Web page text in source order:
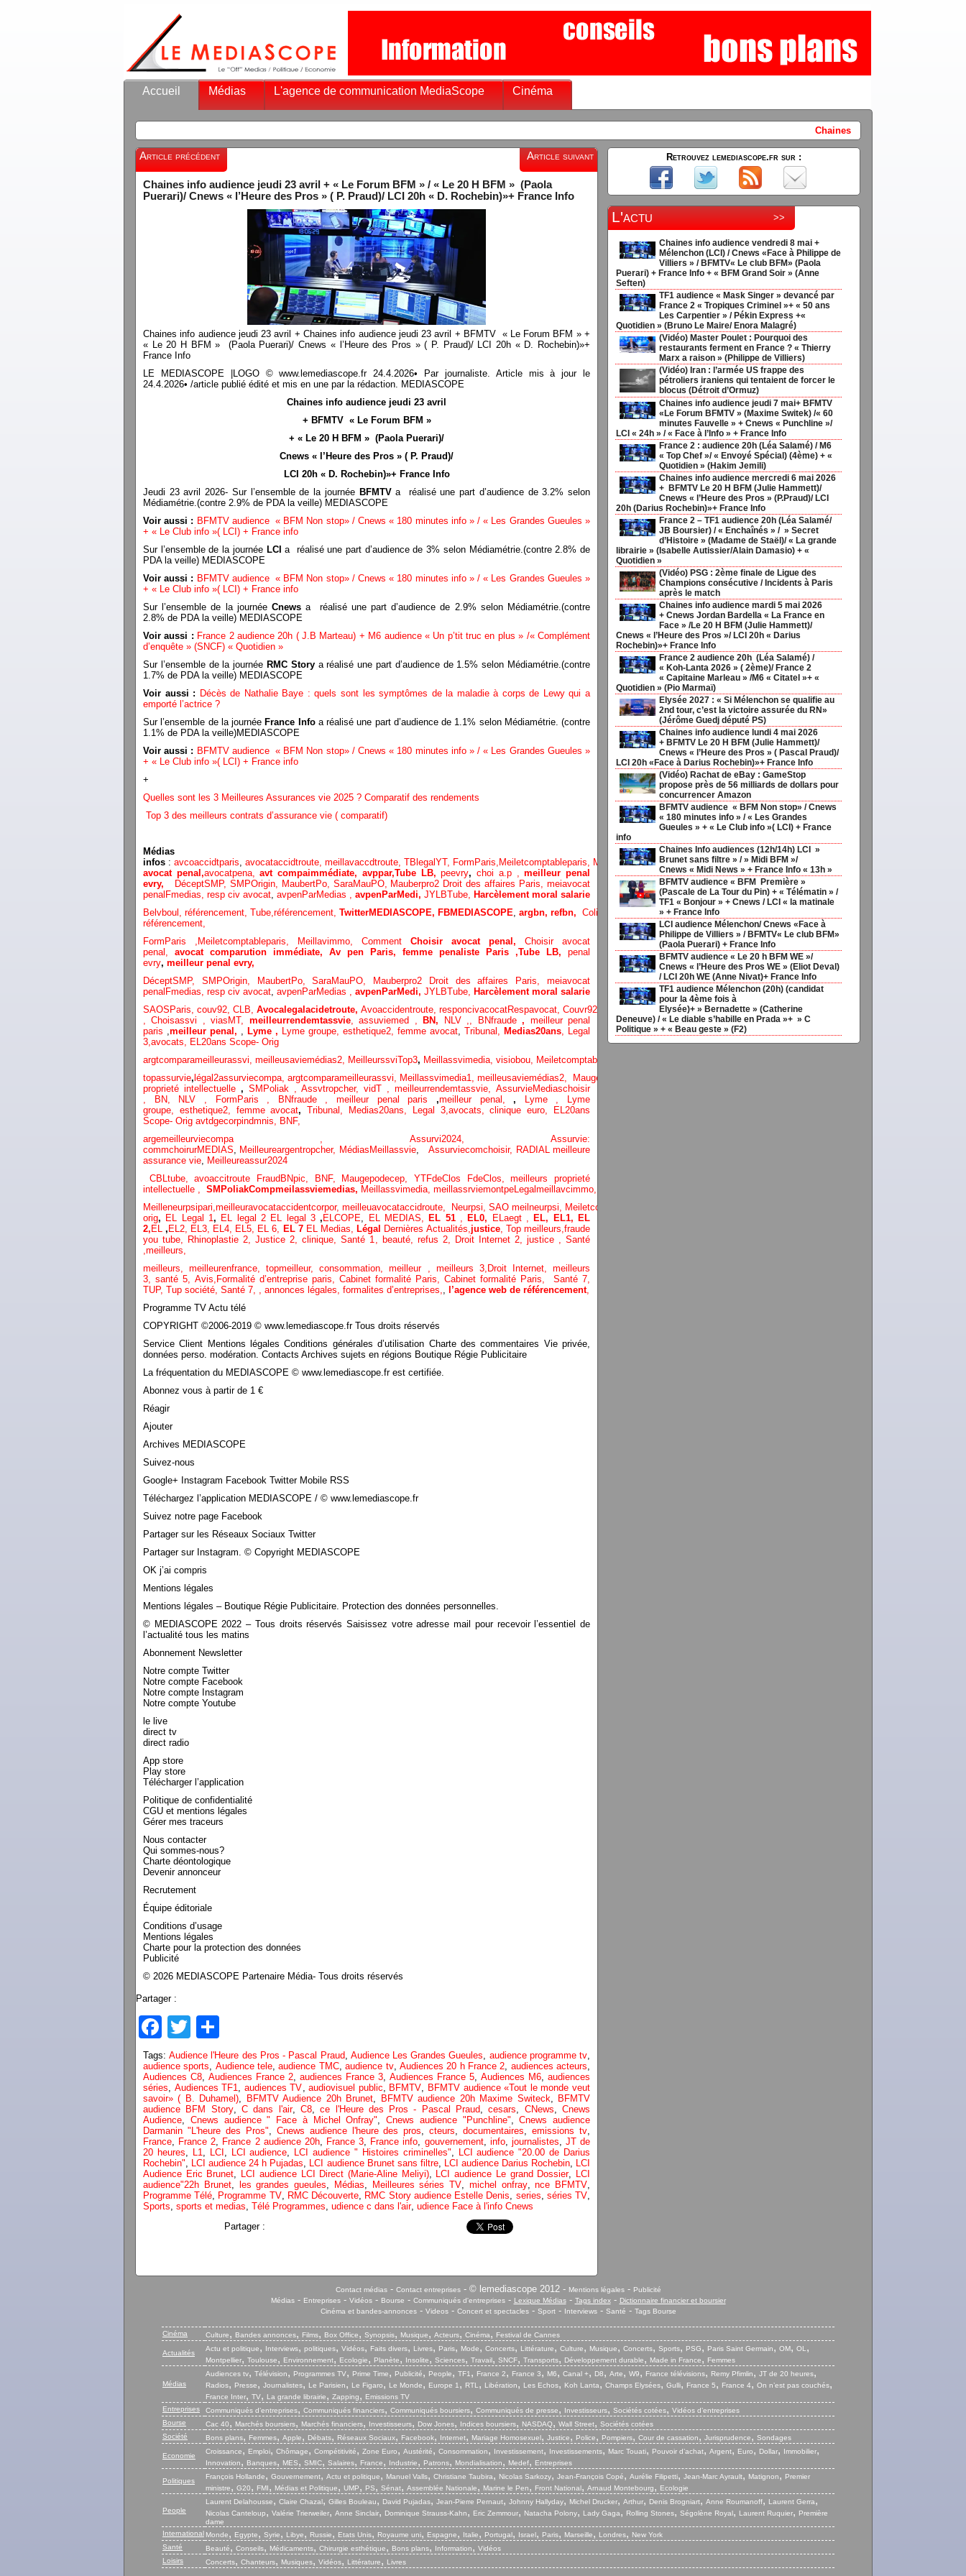
Accueil Médias L'agence de communication MediaScope Cinéma
Chaines info audience vendredi 8 mai + Mélenchon (LCI)
Article précédent Article suivant
Chaines info audience jeudi 23 avril + « Le Forum BFM » / « Le 20 H BFM » (Paola
Puerari)/ Cnews « l’Heure des Pros » ( P. Praud)/ LCI 20h « D. Rochebin)»+ France Info
Chaines info audience jeudi 23 avril + Chaines info audience jeudi 23 avril + BFMTV « Le Forum BFM » +
« Le 20 H BFM » (Paola Puerari)/ Cnews « l’Heure des Pros » ( P. Praud)/ LCI 20h « D. Rochebin)»+
France Info
LE MEDIASCOPE |LOGO © www.lemediascope.fr 24.4.2026• Par journaliste. Article mis à jour le
24.4.2026• /article publié édité et mis en une par la rédaction. MEDIASCOPE
Chaines info audience jeudi 23 avril
+ BFMTV « Le Forum BFM »
+ « Le 20 H BFM » (Paola Puerari)/
Cnews « l’Heure des Pros » ( P. Praud)/
LCI 20h « D. Rochebin)»+ France Info
Jeudi 23 avril 2026- Sur l’ensemble de la journée BFMTVa réalisé une part d’audience de 3.2% selon
Médiamétrie.(contre 2.9% de PDA la veille) MEDIASCOPE
Voir aussi : BFMTV audience « BFM Non stop» / Cnews « 180 minutes info » / « Les Grandes Gueules »
+ « Le Club info »( LCI) + France info
Sur l’ensemble de la journée LCI a réalisé une part d’audience de 3% selon Médiamétrie.(contre 2.8% de
PDA la veille) MEDIASCOPE
Voir aussi : BFMTV audience « BFM Non stop» / Cnews « 180 minutes info » / « Les Grandes Gueules »
+ « Le Club info »( LCI) + France info
Sur l’ensemble de la journée Cnewsa réalisé une part d’audience de 2.9% selon Médiamétrie.(contre
2.8% de PDA la veille) MEDIASCOPE
Voir aussi : France 2 audience 20h ( J.B Marteau) + M6 audience « Un p’tit truc en plus » /« Complément
d’enquête » (SNCF) « Quotidien »
Sur l’ensemble de la journée RMC Story a réalisé une part d’audience de 1.5% selon Médiamétrie.(contre
1.7% de PDA la veille) MEDIASCOPE
Voir aussi : Décès de Nathalie Baye : quels sont les symptômes de la maladie à corps de Lewy qui a
emporté l’actrice ?
Sur l’ensemble de la journée France Infoa réalisé une part d’audience de 1.1% selon Médiamétrie. (contre
1.1% de PDA la veille)MEDIASCOPE
Voir aussi : BFMTV audience « BFM Non stop» / Cnews « 180 minutes info » / « Les Grandes Gueules »
+ « Le Club info »( LCI) + France info
+
Quelles sont les 3 Meilleures Assurances vie 2025 ? Comparatif des rendements
Top 3 des meilleurs contrats d’assurance vie ( comparatif)
Médias
infos : avcoaccidtparis avocataccidtroute, meillavaccdtroute, TBlegalYT, FormParis, Meiletcomptableparis Meillavimmo, Choisir
avocat penal,avocatpena,avt compaimmédiate, avppar,Tube LB,peevry,choi a.p ,meilleur penal
evry,
DéceptSMP, SMPOrigin, MaubertPo, SaraMauPO, Mauberpro2 Droit des affaires Paris,meiavocat
penalFmedias, resp civ avocat avpenParMedias , avpenParMedi, JYLBTube,
Harcèlement moral salarie
Belvboul, référencement, Tube,référencement, TwitterMEDIASCOPE, FBMEDIASCOPE argbn, refbn, ColiCIvi, Remypics ,Medias20ans,
référencement,
FormParis ,
Meiletcomptableparis Meillavimmo, Comment Choisir avocat penal, Choisir avocat
penal, avocat comparution immédiate, Av pen Paris, femme penaliste Paris ,Tube LB, penal
evry, meilleur penal evry,
DéceptSMP, SMPOrigin, MaubertPo,SaraMauPO, Mauberpro2 Droit des affaires Paris,meiavocat
penalFmedias, resp civ avocat avpenParMedias , avpenParMedi, JYLBTube,
Harcèlement moral salarie
SAOSParis, couv92, CLB, Avocalegalacidetroute, Avoaccidentroute, responcivacocatRespavocat, Couvr92,
Meilleurcouv92
,Choisassvi ,viasMT, meilleurrendemtassvie,assuviemed , BN, NLV , BNfraude, meilleur penal
paris
meilleur penal, Lyme , Lyme groupe, esthetique2, femme avocat Tribunal, Medias20ans
Legal
3 avocats,
EL20ans Scope- Orig
argtcomparameilleurassvi, meilleusaviemédias2, MeilleurssviTop3, Meillassvimedia, visiobou Meiletcomptableparis
topassurvie, légal2assurviecompa, argtcomparameilleurassvi, Meillassvimedia1, meilleusaviemédias2, Maugepodecep,
proprieté intellectuelle , SMPoliak ,Assvtropcher,vidT ,meilleurrendemtassvie,AssurvieMediaschoisir
BN, NLV , FormParis , BNfraude , meilleur penal paris ,meilleur penal,, Lyme ,
Lyme
groupe, esthetique2, femme avocat,Tribunal, Medias20ans, Legal 3, avocats, cliniqueeuro,
EL20ans
Scope- Orig avtdgecorpindmnis,
BNF,
argemeilleurviecompa , Assurvi2024,Assurvie:
commchoirurMEDIAS
Meilleureargentropcher, Médias Meillassvie,Assurviecomchoisir, RADIAL meilleure
assurance vie
Meilleureassur2024
CBLtube,avoaccitroute FraudBNpic, BNF, Maugepodecep,YTFdeClos FdeClos,meilleurs proprieté
intellectuelle
SMPoliakCompmeilassviemedias, Meillassvimedia, meillassrviemontpe Legalmeillavcimmo,
Meilleneurpsipari, meilleuravocataccidentcorpor, meilleuavocataccidroute, Neurpsi, SAO meilneurpsi, Meiletcomptableparis,
orig, EL Legal 1, EL legal 2 EL legal 3 , ELCOPE EL MEDIAS, EL 51, EL0, ELaegt , EL, EL1, EL
2, EL , EL2, EL3, EL4, EL5, EL 6, EL 7 EL Medias, Légal Dernières Actualités, justice, Top meilleurs ,fraude
you tube
Rhinoplastie 2 ,Justice 2 ,clinique ,Santé 1 , beauté, refus 2, Droit Internet 2, justice, Santé
meilleurs
meilleurs ,meilleurenfrance,topmeilleur,consommation , meilleur , meilleurs 3, Droit Internet,meilleurs
3,
santé 5, Avis Formalité d’entreprise paris, Cabinet formalité Paris, Cabinet formalité Paris,
Santé 7,
TUP, Tup société, Santé 7 annonces légales, formalites d’entreprises, l’agence web de référencement,
Programme TV Actu télé
COPYRIGHT ©2006-2019 © www.lemediascope.fr Tous droits réservés
Service Client Mentions légales Conditions générales d’utilisation Charte des commentaires Vie privée,
données perso. modération. Contacts Archives sujets en régions Boutique Régie Publicitaire
La fréquentation du MEDIASCOPE © www.lemediascope.fr est certifiée.
Abonnez vous à partir de 1 €
Réagir
Ajouter
Archives MEDIASCOPE
Suivez-nous
Google+ Instagram Facebook Twitter Mobile RSS
Téléchargez l’application MEDIASCOPE / © www.lemediascope.fr
Suivez notre page Facebook
Partager sur les Réseaux Sociaux Twitter
Partager sur Instagram. © Copyright MEDIASCOPE
OK j’ai compris
Mentions légales
Mentions légales – Boutique Régie Publicitaire. Protection des données personnelles.
© MEDIASCOPE 2022 – Tous droits réservés Saisissez votre adresse mail pour recevoir l’essentiel de
l’actualité tous les matins
Abonnement Newsletter
Notre compte Twitter
Notre compte Facebook
Notre compte Instagram
Notre compte Youtube
le live
direct tv
direct radio
App store
Play store
Télécharger l’application
Politique de confidentialité
CGU et mentions légales
Gérer mes traceurs
Nous contacter
Qui sommes-nous?
Charte déontologique
Devenir annonceur
Recrutement
Équipe éditoriale
Conditions d’usage
Mentions légales
Charte pour la protection des données
Publicité
© 2026 MEDIASCOPE Partenaire Média- Tous droits réservés
Partager :
Facebook
Twitter
Tags:Audience l'Heure des Pros - Pascal Praud Audience Les Grandes Gueules audience programme tv
audience sports
Audience tele ,audience TMC,audience tv, Audiences 20 h France 2 audiences acteurs
Audiences C8 Audiences France 2 audiences France 3 Audiences France 5 Audiences M6 audiences
séries
Audiences TF1 audiences TV ,audiovisuel public BFMTV
BFMTV audience «Tout le monde veut
savoir» ( B. Duhamel)
BFMTV Audience 20h Brunet BFMTV audience 20h Maxime Switeck
BFMTV
audience BFM Story, C dans l'air, C8,ce l'Heure des Pros - Pascal Praud ,cesars CNews
Cnews
Audience
Cnews audience " Face à Michel Onfray" Cnews audience "Punchline" ,Cnews audience
Darmanin "L'heure des Pros"
Cnews audience l'heure des pros ,cteurs ,documentaires ,emissions tv
France
France 2 France 2 audience 20h, France 3 France info gouvernement, info, journalistes
JT de
20 heures
L1 LCI LCI audience LCI audience " Histoires criminelles"
LCI audience "20.00 de Darius
Rochebin"
LCI audience 24 h Pujadas LCI audience Brunet sans filtre, LCI audience Darius Rochebin
LCI
Audience Eric Brunet
LCI audience LCI Direct (Marie-Aline Meliyi), LCI audience Le grand Dossier,
LCI
audience"22h Brunet, les grandes gueules Médias Meilleures séries TV michel onfray,nce BFMTV
Programme Télé
Programme TV, RMC Découverte RMC Story audience Estelle Denis series séries TV
Sports sports et medias Télé Programmes udience c dans l'air, udience Face à l'info Cnews
Partager :
Retrouvez lemediascope.fr sur :
L'actu >>
Chaines info audience vendredi 8 mai +
Mélenchon (LCI) / Cnews «Face à Philippe de
Villiers » / BFMTV« Le club BFM» (Paola
Puerari) + France Info + « BFM Grand Soir » (Anne
Seften)
TF1 audience « Mask Singer » devancé par
France 2 « Tropiques Criminel »+ « 50 ans
Les Carpentier » / Pékin Express +«
Quotidien » (Bruno Le Maire/ Enora Malagré)
(Vidéo) Master Poulet : Pourquoi des
restaurants ferment en France ? « Thierry
Marx a raison » (Philippe de Villiers)
(Vidéo) Iran : l’armée US frappe des
pétroliers iraniens qui tentaient de forcer le
blocus (Détroit d’Ormuz)
Chaines info audience jeudi 7 mai+ BFMTV
«Le Forum BFMTV » (Maxime Switek) /« 60
minutes Fauvelle » + Cnews « Punchline »/
LCI « 24h » / « Face à l’Info » + France Info
France 2 : audience 20h (Léa Salamé) / M6
« Top Chef »/ « Envoyé Spécial) (4ème) + «
Quotidien » (Hakim Jemili)
Chaines info audience mercredi 6 mai 2026
+ BFMTV Le 20 H BFM (Julie Hammett)/
Cnews « l’Heure des Pros » (P.Praud)/ LCI
20h (Darius Rochebin)»+ France Info
France 2 – TF1 audience 20h (Léa Salamé/
JB Boursier) / « Enchaînés » / » Secret
d’Histoire » (Madame de Staël)/ « La grande
librairie » (Isabelle Autissier/Alain Damasio) + «
Quotidien »
(Vidéo) PSG : 2ème finale de Ligue des
Champions consécutive / Incidents à Paris
après le match
Chaines info audience mardi 5 mai 2026
+ Cnews Jordan Bardella « La France en
Face » /Le 20 H BFM (Julie Hammett)/
Cnews « l’Heure des Pros »/ LCI 20h « Darius
Rochebin)»+ France Info
France 2 audience 20h (Léa Salamé) /
« Koh-Lanta 2026 » ( 2ème)/ France 2
« Capitaine Marleau » /M6 « Citatel »+ «
Quotidien » (Pio Marmaï)
Elysée 2027 : « Si Mélenchon se qualifie au
2nd tour, c’est la victoire assurée du RN»
(Jérôme Guedj député PS)
Chaines info audience lundi 4 mai 2026
+ BFMTV Le 20 H BFM (Julie Hammett)/
Cnews « l’Heure des Pros » ( Pascal Praud)/
LCI 20h «Face à Darius Rochebin)»+ France Info
(Vidéo) Rachat de eBay : GameStop
propose près de 56 milliards de dollars pour
concurrencer Amazon
BFMTV audience « BFM Non stop» / Cnews
« 180 minutes info » / « Les Grandes
Gueules » + « Le Club info »( LCI) + France
info
Chaines Info audiences (12h/14h) LCI »
Brunet sans filtre » / » Midi BFM »/
Cnews « Midi News » + France Info « 13h »
BFMTV audience « BFM Première »
(Pascale de La Tour du Pin) + « Télématin » /
TF1 « Bonjour » + Cnews / LCI « la matinale
» + France Info
LCI audience Mélenchon/ Cnews «Face à
Philippe de Villiers » / BFMTV« Le club BFM»
(Paola Puerari) + France Info
BFMTV audience « Le 20 h BFM WE »/
Cnews « l’Heure des Pros WE » (Eliot Deval)
/ LCI 20h WE (Anne Nivat)+ France Info
TF1 audience Mélenchon (20h) (candidat
pour la 4ème fois à
Elysée)+ » Bernadette » (Catherine
Deneuve) / « Le diable s’habille en Prada »+ » C
Politique » + « Beau geste » (F2)
Contact médias- Contact entreprises- © lemediascope 2012 - Mentions légales- Publicité
Médias- Entreprises- Vidéos- Bourse - Communiqués d'entreprises- Lexique Médias- Tags index- Dictionnaire financier et boursier
Cinéma et bandes-annonces- Videos- Concert et spectacles- Sport- Interviews- Santé - Tags Bourse
Cinéma Culture, Bandes annonces, Films, Box Office, Synopsis, Musique, Acteurs, Cinéma, Festival de Cannes
Actualités
Actu et politique, Interviews, politiques, Vidéos, Faits divers, Livres, Paris, Mode, Concerts, Littérature, Culture, Musique, Concerts, Sports, PSG, Paris Saint Germain, OM, OL ,
Montpellier, Toulouse, Environnement, Ecologie, Planète, Insolite, Sciences, Travail, SNCF, Transports, Développement durable, Made in France, Femmes
Médias
Audiences tv, Télévision, Programmes TV, Prime Time, Publicité, People, TF1 , France 2, France 3, M6, Canal +, D8, Arte, W9, France télévisions, Remy Pfimlin, JT de 20 heures,
Radios, Presse, Journalistes, Le Parisien, Le Figaro, Le Monde, Europe 1 , RTL , Libération, Les Echos, Koh Lanta, Champs Elysées, Gulli, France 5, France 4, On n’est pas couchés,
France Inter, TV, La grande librairie, Zapping, Emissions TV
Entreprises
Communiqués d’entreprises, Communiqués financiers, Communiqués boursiers, Communiqués de presse, Investisseurs, Sociétés cotées, Vidéos d’entreprises
Bourse
Cac 40, Marchés boursiers, Marchés financiers, Investisseurs, Dow Jones, Indices boursiers, NASDAQ, Wall Street, Sociétés cotées
Société
Bons plans, Femmes, Apple, Débats, Réseaux Sociaux, Facebook, Internet, Mariage Homosexuel, Justice, Police, Pompiers, Cour de cassation, Jurisprudence, Sondages
Economie
Croissance, Emploi, Chômage, Compétitivité, Zone Euro, Austérité, Consommation, Investissement, Investissements, Marc Touati, Pouvoir d’achat, Argent, Euro, Dollar, Immobilier,
Innovation, Banques, MES, SMIC, Salaires, France, Industrie, Patrons, Mondialisation, Medef, Entreprises
Politiques
François Hollande, Gouvernement, Actu et politique, Manuel Valls, Christiane Taubira, Nicolas Sarkozy, Jean-François Copé, Aurélie Filipetti, Jean-Marc Ayrault, Matignon, Premier
ministre, G20, FMI, Médias et Politique, UMP, PS, Sénat, Assemblée Nationale, Marine le Pen, Front National, Arnaud Montebourg, Ecologie
People
Laurent Delahousse, Claire Chazal, Gilles Bouleau, David Pujadas, Jean-Pierre Pernaut, Johnny Hallyday, Michel Drucker, Arthur, Denis Brogniart, Anne Roumanoff, Laurent Gerra,
Nicolas Canteloup, Valérie Trierweiler, Anne Sinclair, Dominique Strauss-Kahn, Eric Zemmour, Natacha Polony, Lady Gaga, Rolling Stones, Ségolène Royal, Laurent Ruquier, Première
dame
International Monde, Egypte, Syrie, Libye, Russie, Etats Unis, Royaume uni, Espagne, Italie, Portugal, Israel, Paris, Marseille, Londres, New York
Santé
Beauté, Conseils, Médicaments, Chirurgie esthétique, Bons plans, Information, Vidéos
Loisirs
Concerts, Chanteurs, Musiques, Vidéos, Littérature, Livres